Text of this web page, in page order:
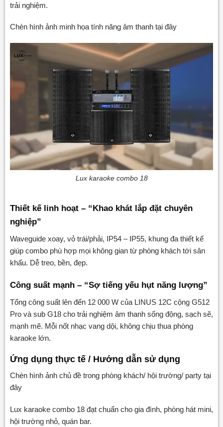
trải nghiệm.
Chèn hình ảnh minh họa tính năng âm thanh tại đây
Lux karaoke combo 18
Thiết kế linh hoạt – “Khao khát lắp đặt chuyên
nghiệp”
Waveguide xoay, vỏ trái/phải, IP54 – IP55, khung đa thiết kế
giúp combo phù hợp mọi không gian từ phòng khách tới sân
khấu. Dễ treo, bền, đẹp.
Công suất mạnh – “Sợ tiếng yếu hụt năng lượng”
Tổng công suất lên đến 12 000 W của LINUS 12C cộng G512
Pro và sub G18 cho trải nghiệm âm thanh sống động, sạch sẽ,
mạnh mẽ. Mỗi nốt nhạc vang dội, không chịu thua phòng
karaoke lớn.
Ứng dụng thực tế / Hướng dẫn sử dụng
Chèn hình ảnh chủ đề trong phòng khách/ hội trường/ party tại
đây
Lux karaoke combo 18 đạt chuẩn cho gia đình, phòng hát mini,
hội trường nhỏ, quán bar.